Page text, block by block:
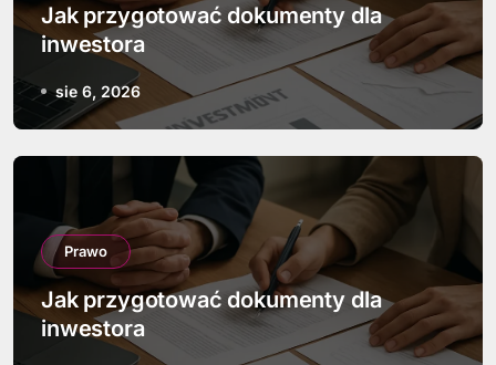
Jak przygotować dokumenty dla
inwestora
sie 6, 2026
Prawo
Jak przygotować dokumenty dla
inwestora